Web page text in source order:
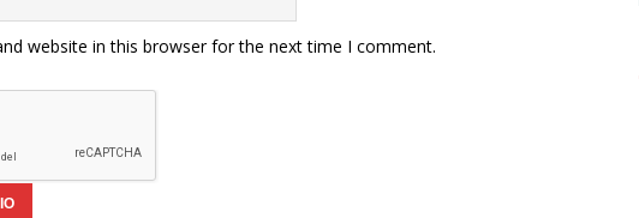
website in this browser for the next time I comment.